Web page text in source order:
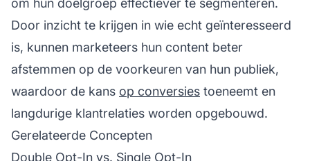
om hun doelgroep effectiever te segmenteren.
Door inzicht te krijgen in wie echt geïnteresseerd
is, kunnen marketeers hun content beter
afstemmen op de voorkeuren van hun publiek,
waardoor de kans op conversies toeneemt en
langdurige klantrelaties worden opgebouwd.
Gerelateerde Concepten
Double Opt-In vs. Single Opt-In